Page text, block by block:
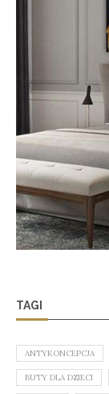
TAGI
ANTYKONCEPCJA
BUTY DLA DZIECI